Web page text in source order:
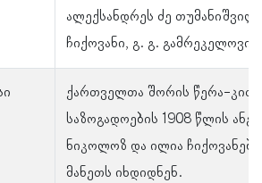
ალექსანდრეს ძე
ჩიქოვანი, გ. გ. გამრეკელოვი,
ქართველთა შორის წერა-
საზოგადოების 1908 წლის
ნიკოლოზ და ილია
მანეთს იხდიდნენ.